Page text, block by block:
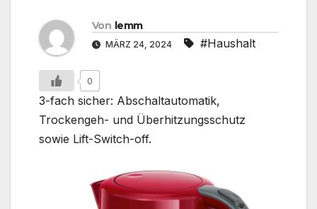
Von lemm
MÄRZ 24, 2024 #Haushalt
0
3-fach sicher: Abschaltautomatik,
Trockengeh- und Überhitzungsschutz
sowie Lift-Switch-off.